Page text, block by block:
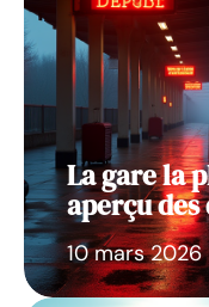
La gare la
aperçu
10 mars 2026